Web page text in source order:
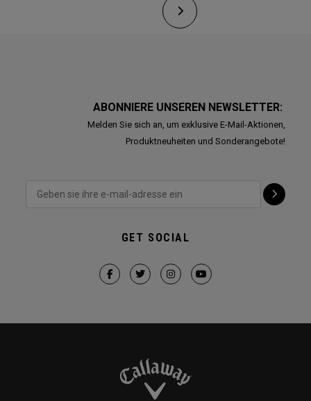
ABONNIERE UNSEREN NEWSLETTER:
Melden Sie sich an, um exklusive E-Mail-Aktionen,
Produktneuheiten und Sonderangebote!
GET SOCIAL